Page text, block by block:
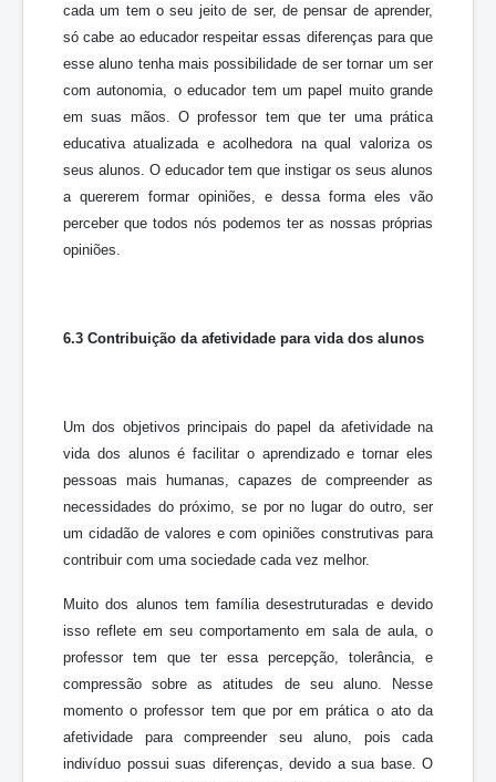
cada um tem o seu jeito de ser, de pensar de aprender,
só cabe ao educador respeitar essas diferenças para que
esse aluno tenha mais possibilidade de ser tornar um ser
com autonomia, o educador tem um papel muito grande
em suas mãos. O professor tem que ter uma prática
educativa atualizada e acolhedora na qual valoriza os
seus alunos. O educador tem que instigar os seus alunos
a quererem formar opiniões, e dessa forma eles vão
perceber que todos nós podemos ter as nossas próprias
opiniões.
6.3 Contribuição da afetividade para vida dos alunos
Um dos objetivos principais do papel da afetividade na
vida dos alunos é facilitar o aprendizado e tornar eles
pessoas mais humanas, capazes de compreender as
necessidades do próximo, se por no lugar do outro, ser
um cidadão de valores e com opiniões construtivas para
contribuir com uma sociedade cada vez melhor.
Muito dos alunos tem família desestruturadas e devido
isso reflete em seu comportamento em sala de aula, o
professor tem que ter essa percepção, tolerância, e
compressão sobre as atitudes de seu aluno. Nesse
momento o professor tem que por em prática o ato da
afetividade para compreender seu aluno, pois cada
indivíduo possui suas diferenças, devido a sua base. O